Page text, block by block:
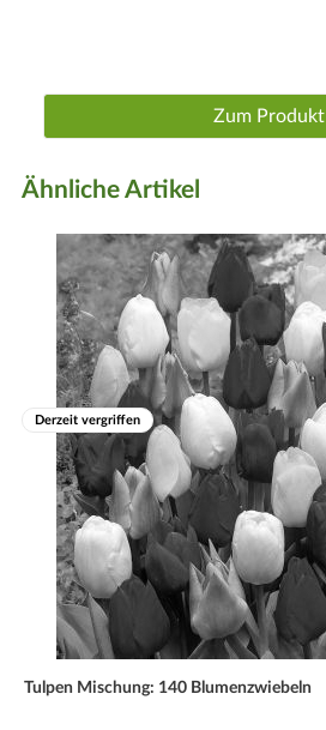
Zum Produkt
Ähnliche Artikel
Derzeit vergriffen
Tulpen Mischung: 140 Blumenzwiebeln